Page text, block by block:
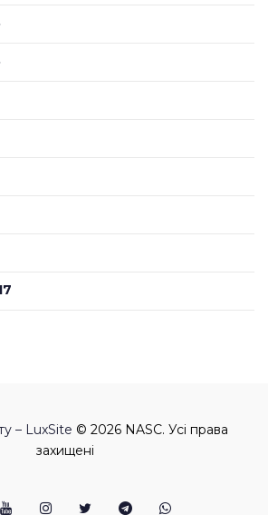
– LuxSite © 2026 NASC. Усі права
захищені